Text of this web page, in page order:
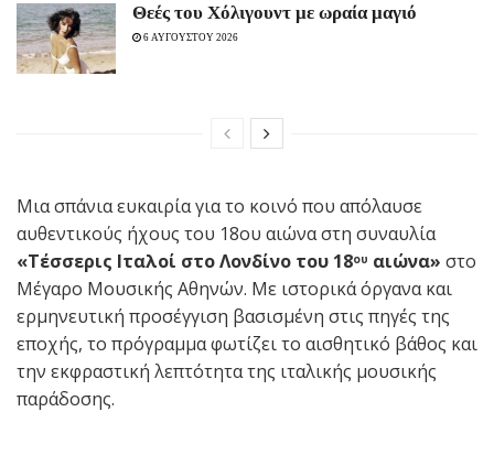
Θεές του Χόλιγουντ με ωραία μαγιό
6 ΑΥΓΟΥΣΤΟΥ 2026
Μια σπάνια ευκαιρία για το κοινό που απόλαυσε
αυθεντικούς ήχους του 18ου αιώνα στη συναυλία
«Τέσσερις Ιταλοί στο Λονδίνο του 18ου αιώνα» στο
Μέγαρο Μουσικής Αθηνών. Με ιστορικά όργανα και
ερμηνευτική προσέγγιση βασισμένη στις πηγές της
εποχής, το πρόγραμμα φωτίζει το αισθητικό βάθος και
την εκφραστική λεπτότητα της ιταλικής μουσικής
παράδοσης.